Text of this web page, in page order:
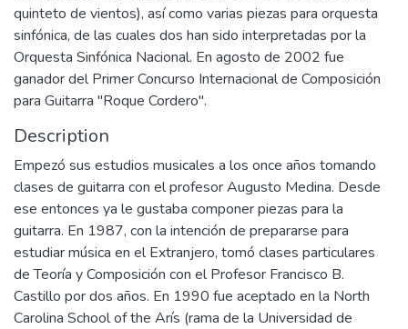
quinteto de vientos), así como varias piezas para orquesta
sinfónica, de las cuales dos han sido interpretadas por la
Orquesta Sinfónica Nacional. En agosto de 2002 fue
ganador del Primer Concurso Internacional de Composición
para Guitarra "Roque Cordero".
Description
Empezó sus estudios musicales a los once años tomando
clases de guitarra con el profesor Augusto Medina. Desde
ese entonces ya le gustaba componer piezas para la
guitarra. En 1987, con la intención de prepararse para
estudiar música en el Extranjero, tomó clases particulares
de Teoría y Composición con el Profesor Francisco B.
Castillo por dos años. En 1990 fue aceptado en la North
Carolina School of the Arís (rama de la Universidad de